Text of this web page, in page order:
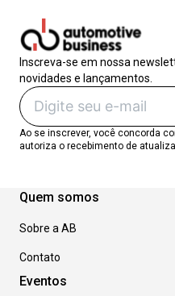
Inscreva-se em nossa
novidades e lançamentos.
Ao se inscrever, você concorda
autoriza o recebimento de
Quem somos
Sobre a AB
Contato
Eventos